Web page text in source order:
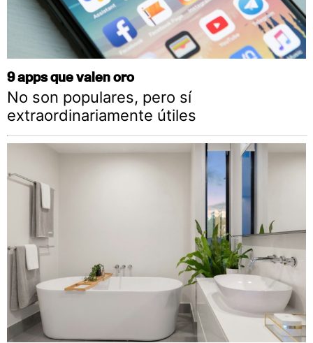
9 apps que valen oro
No son populares, pero sí
extraordinariamente útiles